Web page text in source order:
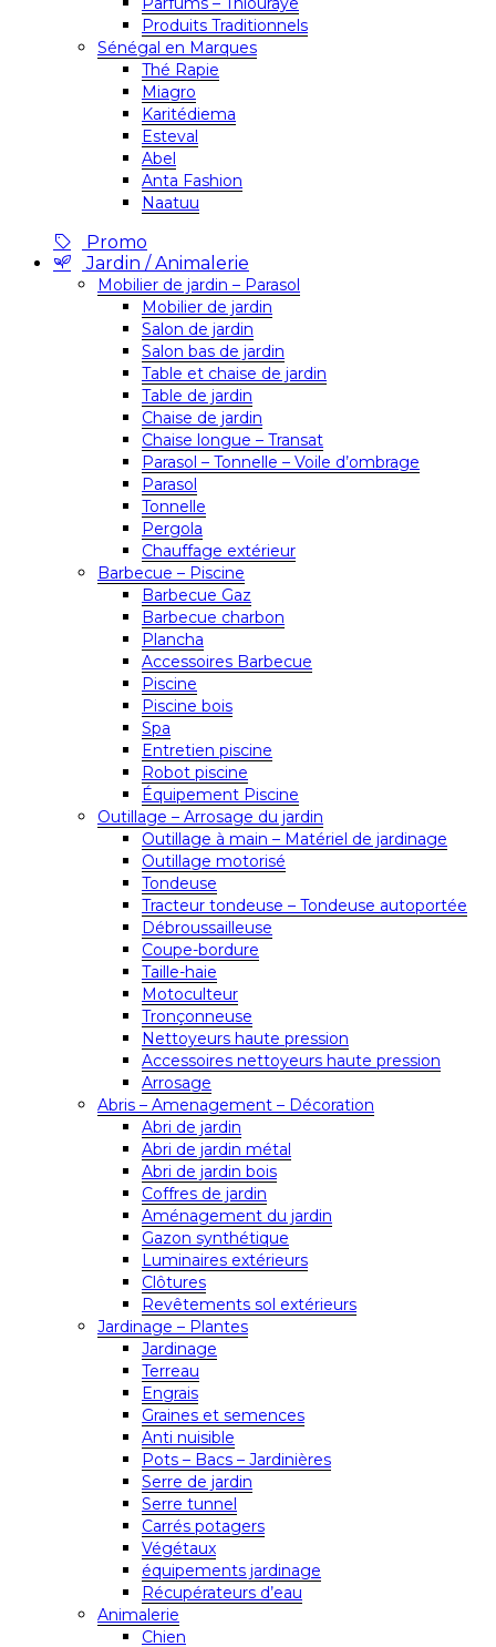
Produits Traditionnels
Sénégal en Marques
Thé Rapie
Miagro
Karitédiema
Esteval
Abel
Anta Fashion
Naatuu
Promo
Jardin / Animalerie
Mobilier de jardin – Parasol
Mobilier de jardin
Salon de jardin
Salon bas de jardin
Table et chaise de jardin
Table de jardin
Chaise de jardin
Chaise longue – Transat
Parasol – Tonnelle – Voile d’ombrage
Parasol
Tonnelle
Pergola
Chauffage extérieur
Barbecue – Piscine
Barbecue Gaz
Barbecue charbon
Plancha
Accessoires Barbecue
Piscine
Piscine bois
Spa
Entretien piscine
Robot piscine
Équipement Piscine
Outillage – Arrosage du jardin
Outillage à main – Matériel de jardinage
Outillage motorisé
Tondeuse
Tracteur tondeuse – Tondeuse autoportée
Débroussailleuse
Coupe-bordure
Taille-haie
Motoculteur
Tronçonneuse
Nettoyeurs haute pression
Accessoires nettoyeurs haute pression
Arrosage
Abris – Amenagement – Décoration
Abri de jardin
Abri de jardin métal
Abri de jardin bois
Coffres de jardin
Aménagement du jardin
Gazon synthétique
Luminaires extérieurs
Clôtures
Revêtements sol extérieurs
Jardinage – Plantes
Jardinage
Terreau
Engrais
Graines et semences
Anti nuisible
Pots – Bacs – Jardinières
Serre de jardin
Serre tunnel
Carrés potagers
Végétaux
équipements jardinage
Récupérateurs d’eau
Animalerie
Chien